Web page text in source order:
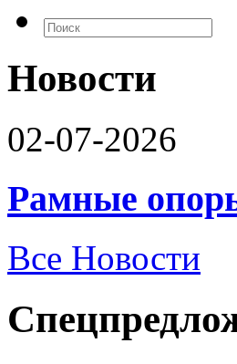
Новости
02-07-2026
Рамные
Все Новости